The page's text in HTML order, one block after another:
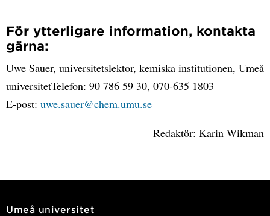
För ytterligare information, kontakta
gärna:
Uwe Sauer, universitetslektor, kemiska institutionen, Umeå
universitetTelefon: 90 786 59 30, 070-635 1803
E-post: uwe.sauer@chem.umu.se
Redaktör: Karin Wikman
Umeå universitet